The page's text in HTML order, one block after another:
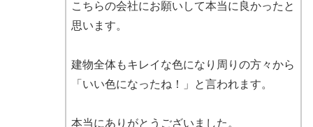
こちらの会社にお願いして本当に良かったと
思います。
建物全体もキレイな色になり周りの方々から
「いい色になったね！」と言われます。
本当にありがとうございました。